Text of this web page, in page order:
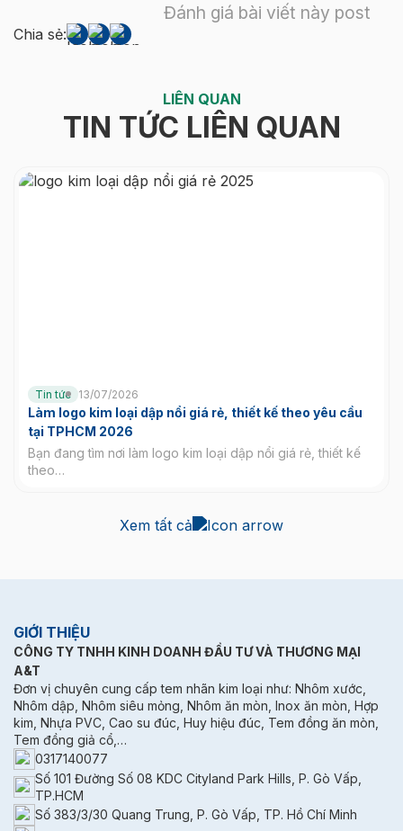
Đánh giá bài viết này post
Chia sẻ:
LIÊN QUAN
TIN TỨC LIÊN QUAN
Tin tức 13/07/2026
Làm logo kim loại dập nổi giá rẻ, thiết kế theo yêu cầu
tại TPHCM 2026
Bạn đang tìm nơi làm logo kim loại dập nổi giá rẻ, thiết kế
theo…
Xem tất cả
GIỚI THIỆU
CÔNG TY TNHH KINH DOANH ĐẦU TƯ VÀ THƯƠNG MẠI
A&T
Đơn vị chuyên cung cấp tem nhãn kim loại như: Nhôm xước,
Nhôm dập, Nhôm siêu mỏng, Nhôm ăn mòn, Inox ăn mòn, Hợp
kim, Nhựa PVC, Cao su đúc, Huy hiệu đúc, Tem đồng ăn mòn,
Tem đồng giả cổ,…
0317140077
Số 101 Đường Số 08 KDC Cityland Park Hills, P. Gò Vấp,
TP.HCM
Số 383/3/30 Quang Trung, P. Gò Vấp, TP. Hồ Chí Minh